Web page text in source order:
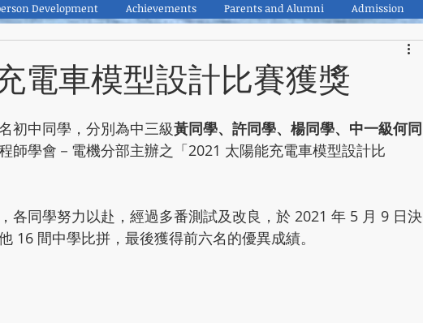
Development Achievements Parents and Alumni Admission
電車模型設計比賽獲獎
初中同學，分別為中三級黃同學、許同學、楊同學、中一級何同
師學會－電機分部主辦之「2021 太陽能充電車模型設計比
各同學努力以赴，經過多番測試及改良，於 2021 年 5 月 9 日決
16 間中學比拼，最後獲得前六名的優異成績。